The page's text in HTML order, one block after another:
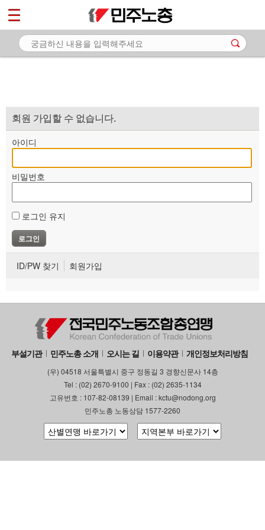
회원 가입할 수 없습니다.
아이디
비밀번호
로그인 유지
ID/PW 찾기 회원가입
부설기관 민주노총 소개 오시는 길 이용약관 개인정보처리방침
(우) 04518 서울특별시 중구 정동길 3 경향신문사 14층
Tel : (02) 2670-9100 | Fax : (02) 2635-1134
고유번호 : 107-82-08139 | Email : kctu@nodong.org
민주노총 노동상담 1577-2260
마이페이지
소개
자료
부설기관